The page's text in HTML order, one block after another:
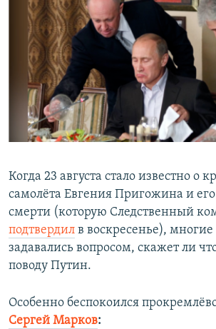
РАСПИСАНИЕ ВЕЩАНИЯ
ПОДПИШИТЕСЬ НА РАССЫЛКУ
СОЦИАЛЬНЫЕ СЕТИ
Все сайты РСЕ/РС
Когда 23 августа стало известно о
самолёта Евгения Пригожина и
смерти (которую Следственный
подтвердил в воскресенье),
задавались вопросом, скажет ли
поводу Путин.
Особенно беспокоился
Сергей Марков: